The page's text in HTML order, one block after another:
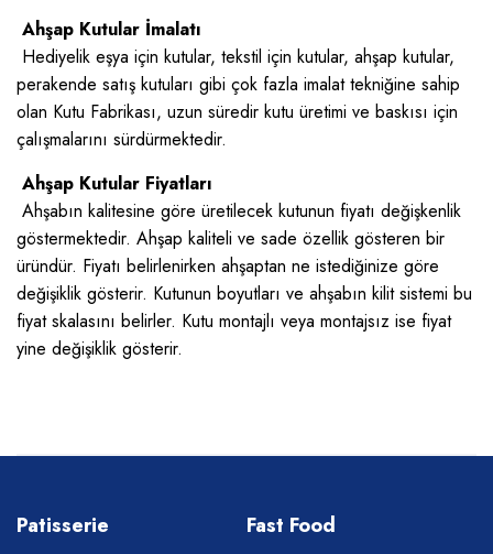
Ahşap Kutular İmalatı
Hediyelik eşya için kutular, tekstil için kutular, ahşap kutular,
perakende satış kutuları gibi çok fazla imalat tekniğine sahip
olan Kutu Fabrikası, uzun süredir kutu üretimi ve baskısı için
çalışmalarını sürdürmektedir.
Ahşap Kutular Fiyatları
Ahşabın kalitesine göre üretilecek kutunun fiyatı değişkenlik
göstermektedir. Ahşap kaliteli ve sade özellik gösteren bir
üründür. Fiyatı belirlenirken ahşaptan ne istediğinize göre
değişiklik gösterir. Kutunun boyutları ve ahşabın kilit sistemi bu
fiyat skalasını belirler. Kutu montajlı veya montajsız ise fiyat
yine değişiklik gösterir.
Patisserie Fast Food